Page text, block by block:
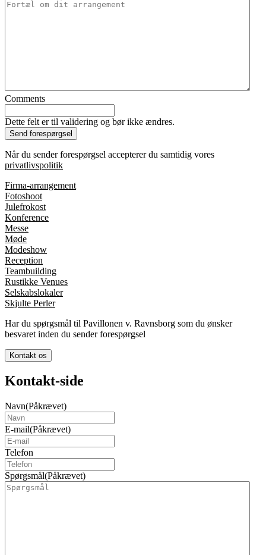
Comments
Dette felt er til validering og bør ikke ændres.
Når du sender forespørgsel accepterer du samtidig vores
privatlivspolitik
Firma-arrangement
Fotoshoot
Julefrokost
Konference
Messe
Møde
Modeshow
Reception
Teambuilding
Rustikke Venues
Selskabslokaler
Skjulte Perler
Har du spørgsmål til Pavillonen v. Ravnsborg som du ønsker
besvaret inden du sender forespørgsel
Kontakt os
Kontakt-side
Navn(Påkrævet)
E-mail(Påkrævet)
Telefon
Spørgsmål(Påkrævet)